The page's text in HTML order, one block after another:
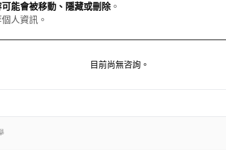
能會被移動、隱藏或刪除。
人資訊。
目前尚無咨詢。